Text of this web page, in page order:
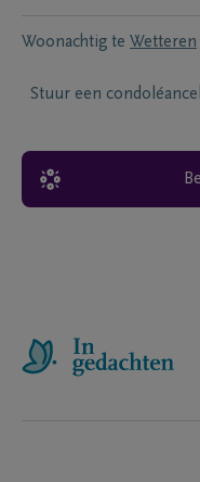
Woonachtig te Wetteren
Stuur een